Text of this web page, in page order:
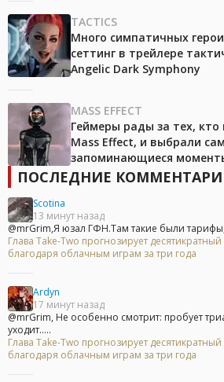
TACTICS
Много симпатичных
сеттинг в трейлере
Angelic Dark Symphony
MASS EFFECT
Геймеры рады за тех,
Mass Effect, и выбрали
запоминающиеся
ПОСЛЕДНИЕ
Scotina
13 минут назад
@mrGrim,Я юзал ГФН.Там такие были
Глава Take-Two прогнозирует
благодаря облачным играм за три года
Ardyn
17 минут назад
@mrGrim, Не особенно смотрит: пробует
уходит.....
Глава Take-Two прогнозирует
благодаря облачным играм за три года